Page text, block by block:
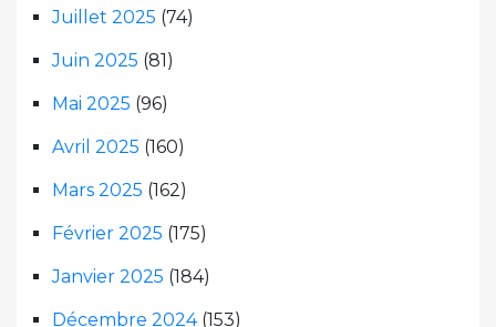
Juillet 2025 (74)
Juin 2025 (81)
Mai 2025 (96)
Avril 2025 (160)
Mars 2025 (162)
Février 2025 (175)
Janvier 2025 (184)
Décembre 2024(153)